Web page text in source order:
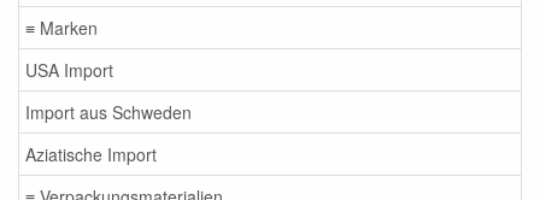
≡ Marken
USA Import
Import aus Schweden
Aziatische Import